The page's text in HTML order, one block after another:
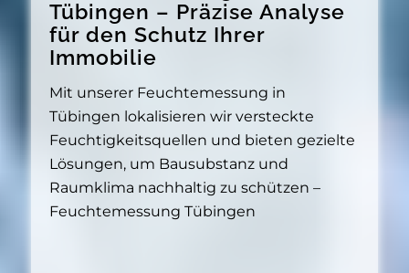
Tübingen – Präzise Analyse
für den Schutz Ihrer
Immobilie
Mit unserer Feuchtemessung in
Tübingen lokalisieren wir versteckte
Feuchtigkeitsquellen und bieten gezielte
Lösungen, um Bausubstanz und
Raumklima nachhaltig zu schützen –
Feuchtemessung Tübingen